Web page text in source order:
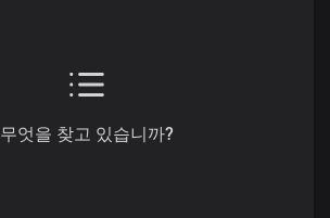
무엇을 찾고 있습니까?